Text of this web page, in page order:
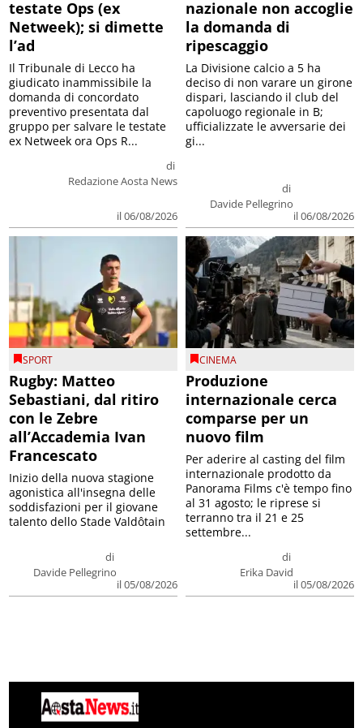
testate Ops (ex
Netweek); si dimette
l’ad
di
Redazione Aosta News
il 06/08/2026
Il Tribunale di Lecco ha
giudicato inammissibile la
domanda di concordato
preventivo presentata dal
gruppo per salvare le testate
ex Netweek ora Ops R...
nazionale non accoglie
la domanda di
ripescaggio
di
Davide Pellegrino
il 06/08/2026
La Divisione calcio a 5 ha
deciso di non varare un girone
dispari, lasciando il club del
capoluogo regionale in B;
ufficializzate le avversarie dei
gi...
SPORT
Rugby: Matteo
Sebastiani, dal ritiro
con le Zebre
all’Accademia Ivan
Francescato
di
Davide Pellegrino
il 05/08/2026
Inizio della nuova stagione
agonistica all'insegna delle
soddisfazioni per il giovane
talento dello Stade Valdôtain
CINEMA
Produzione
internazionale cerca
comparse per un
nuovo film
di
Erika David
il 05/08/2026
Per aderire al casting del film
internazionale prodotto da
Panorama Films c'è tempo fino
al 31 agosto; le riprese si
terranno tra il 21 e 25
settembre...